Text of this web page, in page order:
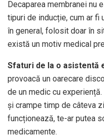
Decaparea membranei nu
tipuri de inducție, cum ar fi
în general, folosit doar în
există un motiv medical
Sfaturi de la o asistentă
provoacă un oarecare
de un medic cu
și crampe timp de câteva
funcționează, te-ar putea
medicamente.